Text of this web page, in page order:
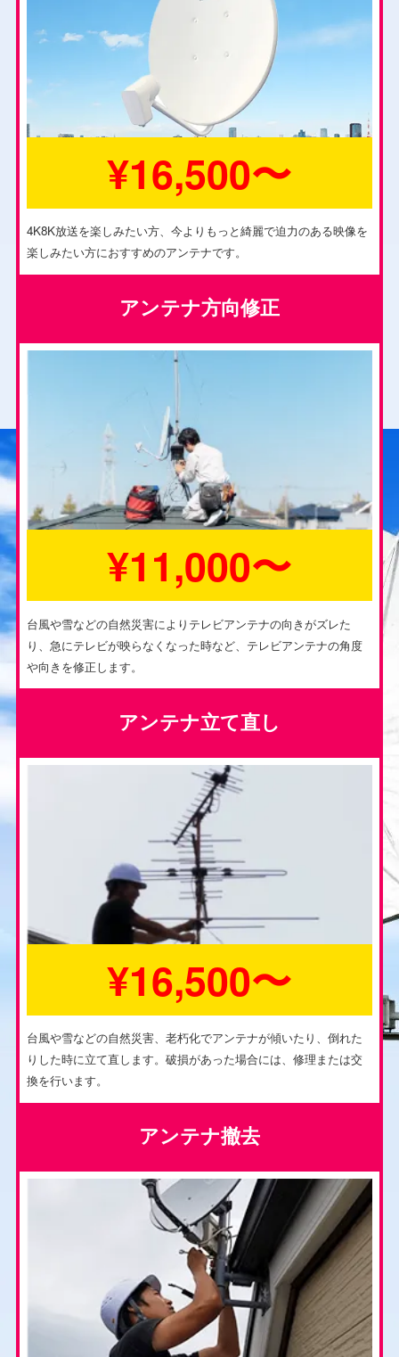
¥16,500〜
4K8K放送を楽しみたい方、今よりもっと綺麗で迫力のある映像を
楽しみたい方におすすめのアンテナです。
アンテナ方向修正
¥11,000〜
台風や雪などの自然災害によりテレビアンテナの向きがズレた
り、急にテレビが映らなくなった時など、テレビアンテナの角度
や向きを修正します。
アンテナ立て直し
¥16,500〜
台風や雪などの自然災害、老朽化でアンテナが傾いたり、倒れた
りした時に立て直します。破損があった場合には、修理または交
換を行います。
アンテナ撤去